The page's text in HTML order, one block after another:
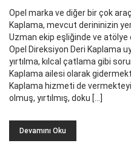
Opel marka ve diğer bir çok
Kaplama, mevcut derininizin
Uzman ekip eşliğinde ve
Opel Direksiyon Deri Kaplama
yırtılma, kılcal çatlama gibi
Kaplama ailesi olarak
Kaplama hizmeti de
olmuş, yırtılmış, doku […]
Devamını Oku